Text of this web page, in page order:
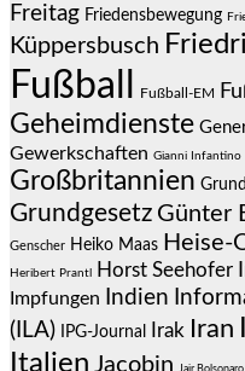
Freitag Friedensbewegung
Küppersbusch
Fußball Fußball-EM
Geheimdienste
Gewerkschaften Gianni Infantino
Großbritannien
Grundgesetz Günter
Genscher Heiko Maas Heise-
Heribert Prantl Horst Seehofer
Impfungen Indien
(ILA)
IPG-Journal Irak Iran
Italien Jacobin